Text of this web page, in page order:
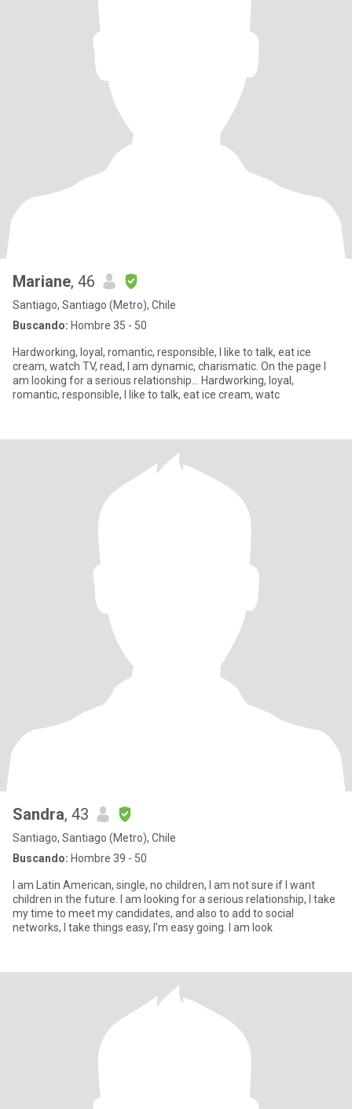
Mariane, 46
Santiago, Santiago (Metro), Chile
Buscando: Hombre 35 - 50
Hardworking, loyal, romantic, responsible, I like to talk, eat ice
cream, watch TV, read, I am dynamic, charismatic. On the page I
am looking for a serious relationship... Hardworking, loyal,
romantic, responsible, I like to talk, eat ice cream, watc
Sandra, 43
Santiago, Santiago (Metro), Chile
Buscando: Hombre 39 - 50
I am Latin American, single, no children, I am not sure if I want
children in the future. I am looking for a serious relationship, I take
my time to meet my candidates, and also to add to social
networks, I take things easy, I'm easy going. I am look